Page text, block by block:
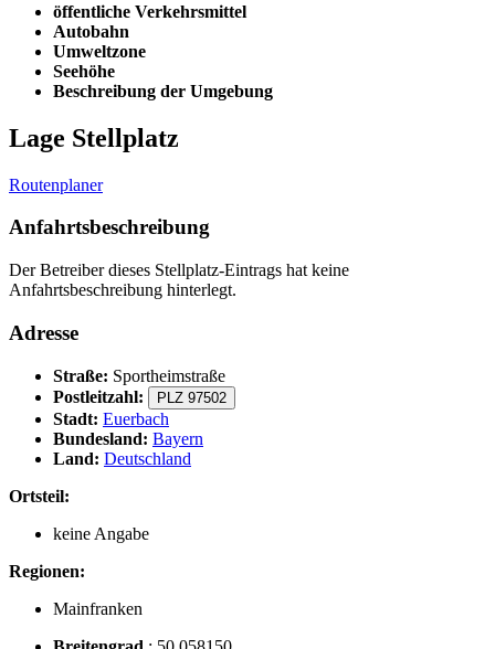
öffentliche Verkehrsmittel
Autobahn
Umweltzone
Seehöhe
Beschreibung der Umgebung
Lage Stellplatz
Routenplaner
Anfahrtsbeschreibung
Der Betreiber dieses Stellplatz-Eintrags hat keine
Anfahrtsbeschreibung hinterlegt.
Adresse
Straße: Sportheimstraße
Postleitzahl:
PLZ 97502
Stadt: Euerbach
Bundesland: Bayern
Land: Deutschland
Ortsteil:
keine Angabe
Regionen:
Mainfranken